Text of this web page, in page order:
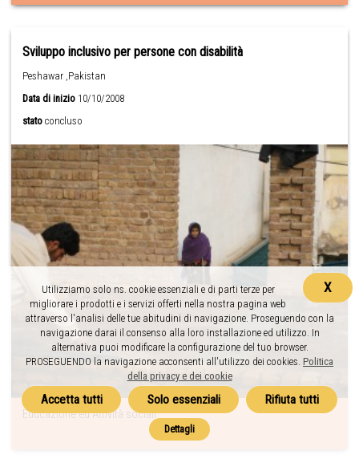
Sviluppo inclusivo per persone con disabilità
Peshawar ,Pakistan
Data di inizio 10/10/2008
stato concluso
Educazione ed Attività sociali
X
Utilizziamo solo ns. cookie essenziali e di parti terze per
migliorare i prodotti e i servizi offerti nella nostra pagina web
attraverso l'analisi delle tue abitudini di navigazione. Proseguendo con la
navigazione darai il consenso alla loro installazione ed utilizzo. In
alternativa puoi modificare la configurazione del tuo browser.
PROSEGUENDO la navigazione acconsenti all'utilizzo dei cookies. Politica
della privacy e dei cookie